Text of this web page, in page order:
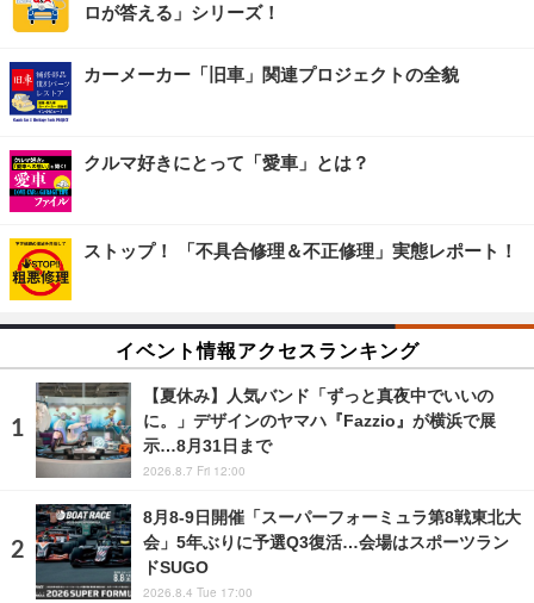
ロが答える」シリーズ！
カーメーカー「旧車」関連プロジェクトの全貌
クルマ好きにとって「愛車」とは？
ストップ！ 「不具合修理＆不正修理」実態レポート！
イベント情報アクセスランキング
【夏休み】人気バンド「ずっと真夜中でいいの
に。」デザインのヤマハ『Fazzio』が横浜で展
示…8月31日まで
2026.8.7 Fri 12:00
8月8‐9日開催「スーパーフォーミュラ第8戦東北大
会」5年ぶりに予選Q3復活…会場はスポーツラン
ドSUGO
2026.8.4 Tue 17:00